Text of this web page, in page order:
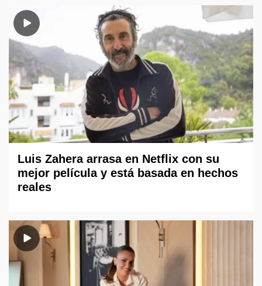
Luis Zahera arrasa en Netflix con su
mejor película y está basada en hechos
reales